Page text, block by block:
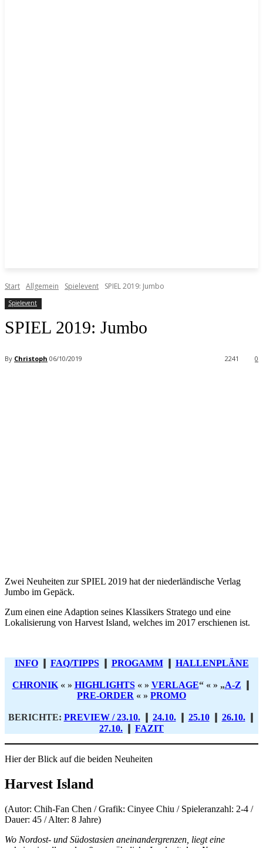
Start Allgemein Spielevent SPIEL 2019: Jumbo
Spielevent
SPIEL 2019: Jumbo
By Christoph 06/10/2019 0
2241
Zwei Neuheiten zur SPIEL 2019 hat der niederländische Verlag
Jumbo im Gepäck.
Zum einen eine Adaption seines Klassikers Stratego und eine
Lokalisierung von Harvest Island, welches im 2017 erschienen ist.
INFO❙ FAQ/TIPPS❙ PROGAMM❙ HALLENPLÄNE
CHRONIK« » HIGHLIGHTS« » VERLAGE“ « » „A-Z
PRE-ORDER « » PROMO
BERICHTE: PREVIEW / 23.10.❙ 24.10.❙ 25.10❙ 26.10.❙
27.10.
FAZIT
Hier der Blick auf die beiden Neuheiten
Harvest Island
(Autor: Chih-Fan Chen / Grafik: Cinyee Chiu / Spieleranzahl: 2-4 /
Dauer: 45 / Alter: 8 Jahre)
Wo Nordost- und Südostasien aneinandergrenzen, liegt eine